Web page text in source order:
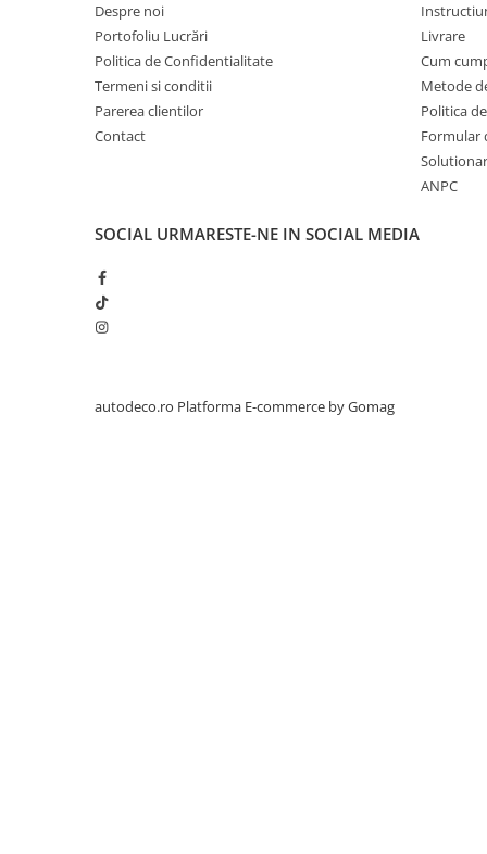
TRICOURI PERSONALIZATE
TRICOURI MĂRCI AUTO
TRICOURI AUDI
TRICOURI BMW
TRICOURI DACIA
TRICOURI PEUGEOT
TRICOURI RENAULT
TRICOURI SEAT
TRICOURI VOLVO
Despre noi
Portofoliu Lucrări
Politica de Confidentialitate
Termeni si conditii
Parerea clientilor
Contact
Livrare
Cum
Metode
Politica
Formular
ANPC
SOCIAL URMARESTE-NE IN SOCIAL MEDIA
autodeco.ro Platforma E-commerce by Gomag